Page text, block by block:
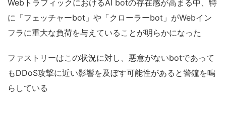
WebトラフィックにおけるAI botの存在感が高まる中、特
に「フェッチャーbot」や「クローラーbot」がWebイン
フラに重大な負荷を与えていることが明らかになった
ファストリーはこの状況に対し、悪意がないbotであって
もDDoS攻撃に近い影響を及ぼす可能性があると警鐘を鳴
らしている